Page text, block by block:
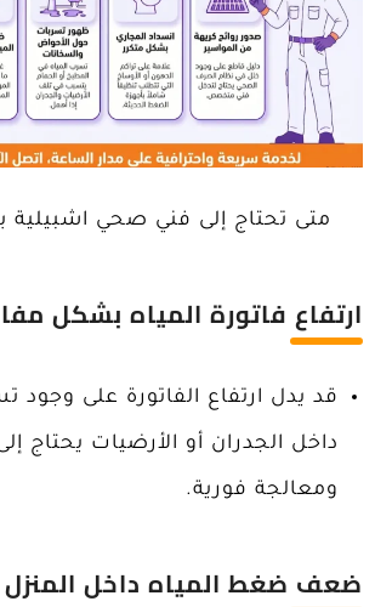
متى تحتاج إلى فني صحي
ارتفاع فاتورة المياه بشكل
قد يدل ارتفاع الفاتورة على
داخل الجدران أو الأرضيات يحتاج
ومعالجة فورية.
ضعف ضغط المياه داخل المنزل